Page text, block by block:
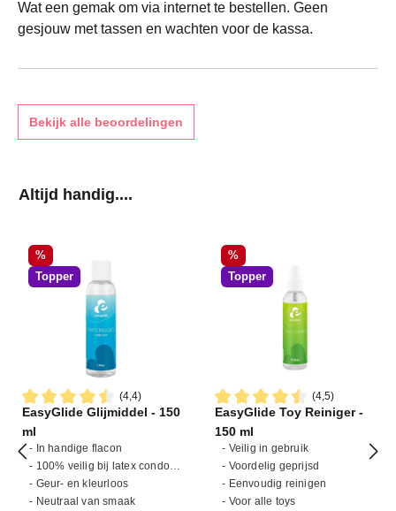
Wat een gemak om via internet te bestellen. Geen
gesjouw met tassen en wachten voor de kassa.
Bekijk alle beoordelingen
Productgalerij overslaan
Altijd handig....
Korting
%
Topper
(4,4)
Gemiddelde waardering van 4.4 van 5 sterren
EasyGlide Glijmiddel - 150
ml
- In handige flacon
- 100% veilig bij latex condooms
- Geur- en kleurloos
- Neutraal van smaak
Korting
%
Topper
(4,5)
Gemiddelde waardering van
EasyGlide Toy Reiniger -
150 ml
- Veilig in gebruik
- Voordelig geprijsd
- Eenvoudig reinigen
- Voor alle toys